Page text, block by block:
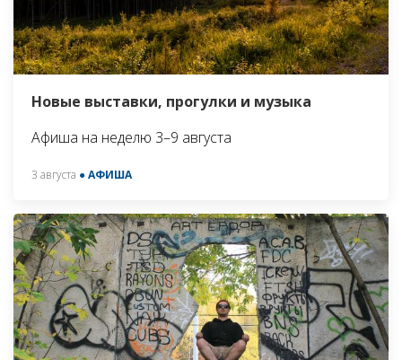
Новые выставки, прогулки и музыка
Афиша на неделю 3–9 августа
3 августа ● АФИША